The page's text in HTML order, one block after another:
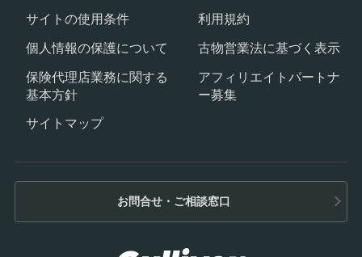
お問合せ・ご相談窓口
サイトの使用条件
利用規約
個人情報の保護について
古物営業法に基づく表示
保険代理店業務に関する
基本方針
アフィリエイトパートナ
ー募集
サイトマップ